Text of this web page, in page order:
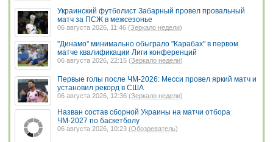
Украинский футболист Забарный провел провальный
матч за ПСЖ в межсезонье
06 августа 2026, 11:46 (Зеркало недели)
"Динамо" минимально обыграло "Карабах" в первом
матче квалификации Лиги конференций
06 августа 2026, 22:15 (Зеркало недели)
Первые голы после ЧМ-2026: Месси провел яркий матч и
установил рекорд в США
06 августа 2026, 12:36 (Зеркало недели)
Назван состав сборной Украины на матчи отбора
ЧМ-2027 по баскетболу
06 августа 2026, 10:23 (Обозреватель)